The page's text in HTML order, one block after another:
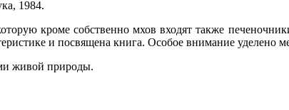
1984.
кроме собственно мхов входят также
и посвящена книга. Особое внимание уделено
живой природы.